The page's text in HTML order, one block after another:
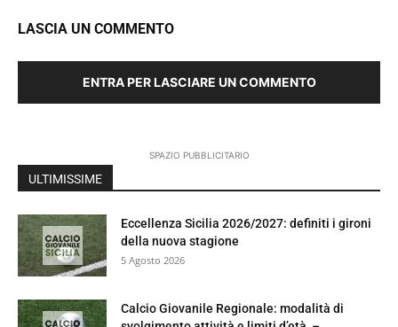
LASCIA UN COMMENTO
ENTRA PER LASCIARE UN COMMENTO
SPAZIO PUBBLICITARIO
ULTIMISSIME
Eccellenza Sicilia 2026/2027: definiti i gironi
della nuova stagione
5 Agosto 2026
Calcio Giovanile Regionale: modalità di